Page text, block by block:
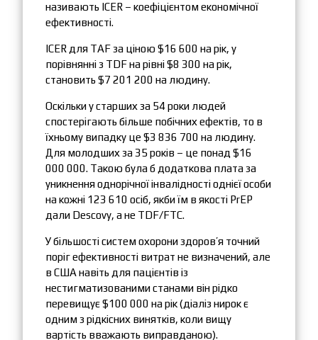
називають ICER – коефіцієнтом економічної
ефективності.
ICER для TAF за ціною $16 600 на рік, у
порівнянні з TDF на рівні $8 300 на рік,
становить $7 201 200 на людину.
Оскільки у старших за 54 роки людей
спостерігають більше побічних ефектів, то в
їхньому випадку це $3 836 700 на людину.
Для молодших за 35 років – це понад $16
000 000. Такою була б додаткова плата за
уникнення однорічної інвалідності однієї особи
на кожні 123 610 осіб, якби їм в якості PrEP
дали Descovy, а не TDF/FTC.
У більшості систем охорони здоров’я точний
поріг ефективності витрат не визначений, але
в США навіть для пацієнтів із
нестигматизованими станами він рідко
перевищує $100 000 на рік (діаліз нирок є
одним з рідкісних винятків, коли вищу
вартість вважають виправданою).